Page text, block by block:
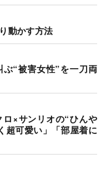
動かす方法
ぶ“被害女性”を一刀両
ロ×サンリオの“ひんや
超可愛い」「部屋着に